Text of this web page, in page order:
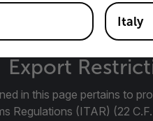
Export
in this page pertains to
Regulations (ITAR) (22
Italy